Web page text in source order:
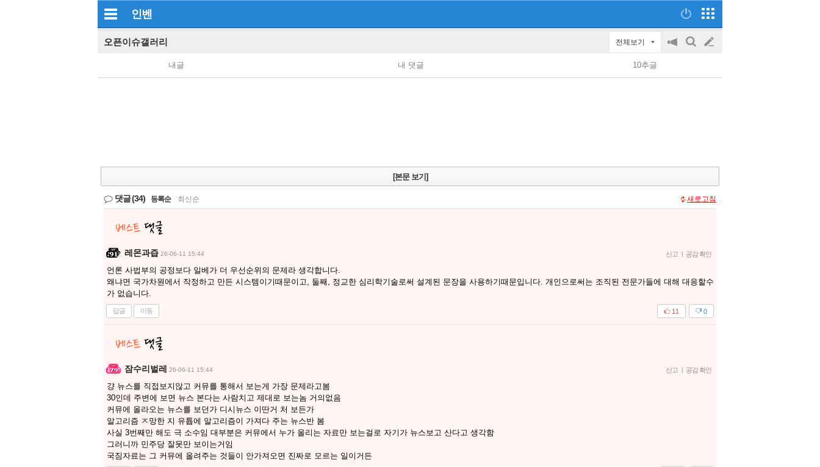
인벤
오픈이슈갤러리 전체보기
공
on/off
검
글
쓰
내글 내 댓글 10추글
[본문 보기]
댓글(34) 등록순 최신순 새로고침
레몬과즙 26-06-11 15:44 신고 | 공감 확인
언론 사법부의 공정보다 일베가 더 우선순위의 문제라 생각합니다.
왜냐면 국가차원에서 작정하고 만든 시스템이기때문이고, 둘째, 정교한 심리학기술로써 설계된 문장을 사용하기때문입니다. 개인으로써는 조직된 전문가들에 대해 대응할수
가 없습니다.
답글 이동 0
11
잠수리벌레 26-06-11 15:44 신고 | 공감 확인
걍 뉴스를 직접보지않고 커뮤를 통해서 보는게 가장 문제라고봄
30인데 주변에 보면 뉴스 본다는 사람치고 제대로 보는놈 거의없음
커뮤에 올라오는 뉴스를 보던가 디시뉴스 이딴거 처 보든가
알고리즘 ㅈ망한 지 유튭에 알고리즘이 가져다 주는 뉴스반 봄
사실 3번째만 해도 극 소수임 대부분은 커뮤에서 누가 올리는 자료만 보는걸로 자기가 뉴스보고 산다고 생각함
그러니까 민주당 잘못만 보이는거임
국짐자료는 그 커뮤에 올려주는 것들이 안가져오면 진짜로 모르는 일이거든